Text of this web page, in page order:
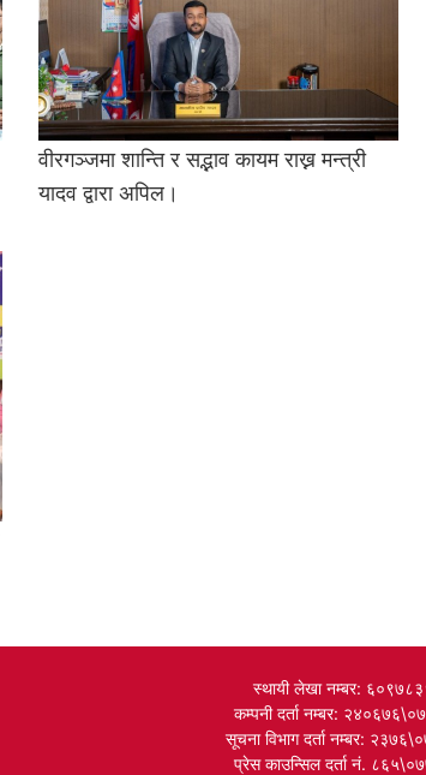
वीरगञ्जमा शान्ति र सद्भाव कायम राख्न मन्त्री
यादव द्वारा अपिल।
स्थायी लेखा नम्बर:
कम्पनी दर्ता नम्बर:
सूचना विभाग दर्ता नम्बर:
प्रेस काउन्सिल दर्ता नं.